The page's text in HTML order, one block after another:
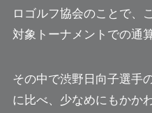
ロゴルフ協会のことで、
対象トーナメントでの通
その中で渋野日向子選手
に比べ、少なめにもかか